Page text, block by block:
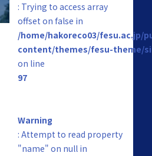
: Trying to access array
offset on false in
/home/hakoreco03/fesu.ac.jp/
content/themes/fesu-theme/
on line
97
Warning
: Attempt to read property
"name" on null in